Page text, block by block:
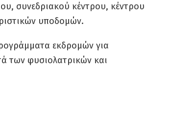
συνεδριακού κέντρου, κέντρου
υποδομών.
εκδρομών για
των φυσιολατρικών και